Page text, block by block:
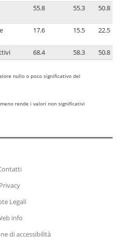
55.8 55.3 50.8
17.6 15.5 22.5
68.4 58.3 50.8
nullo o poco significativo del
rende i valori non significativi
Privacy
Legali
info
di accessibilità